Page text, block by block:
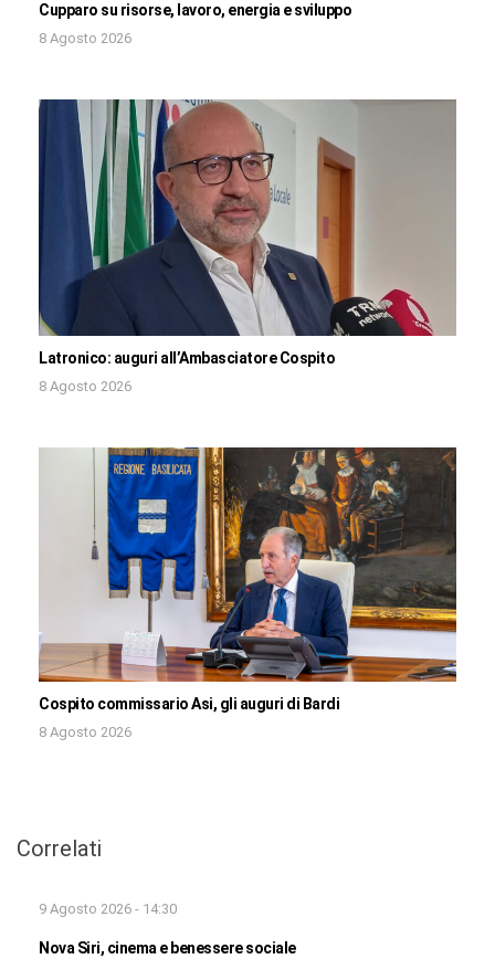
Cupparo su risorse, lavoro, energia e sviluppo
8 Agosto 2026
Latronico: auguri all’Ambasciatore Cospito
8 Agosto 2026
Cospito commissario Asi, gli auguri di Bardi
8 Agosto 2026
Correlati
9 Agosto 2026 - 14:30
Nova Siri, cinema e benessere sociale